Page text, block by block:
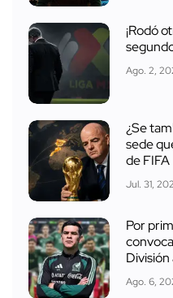
¡Rodó
Ago. 2,
¿Se
sede
de FIFA
Jul. 31,
Por
División
Ago. 6,